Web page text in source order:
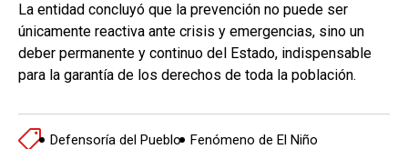
La entidad concluyó que la prevención no puede ser
únicamente reactiva ante crisis y emergencias, sino un
deber permanente y continuo del Estado, indispensable
para la garantía de los derechos de toda la población.
Defensoría del Pueblo Fenómeno de El Niño